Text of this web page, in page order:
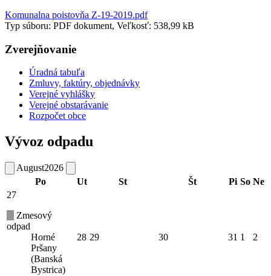
Komunalna poistovňa Z-19-2019.pdf
Typ súboru: PDF dokument, Veľkosť: 538,99 kB
Zverejňovanie
Úradná tabuľa
Zmluvy, faktúry, objednávky
Verejné vyhlášky
Verejné obstarávanie
Rozpočet obce
Vývoz odpadu
August2026
Po
Ut St Št Pi So Ne
27
Zmesový
odpad
Horné
Pršany
(Banská
Bystrica)
28 29 30 31 1 2